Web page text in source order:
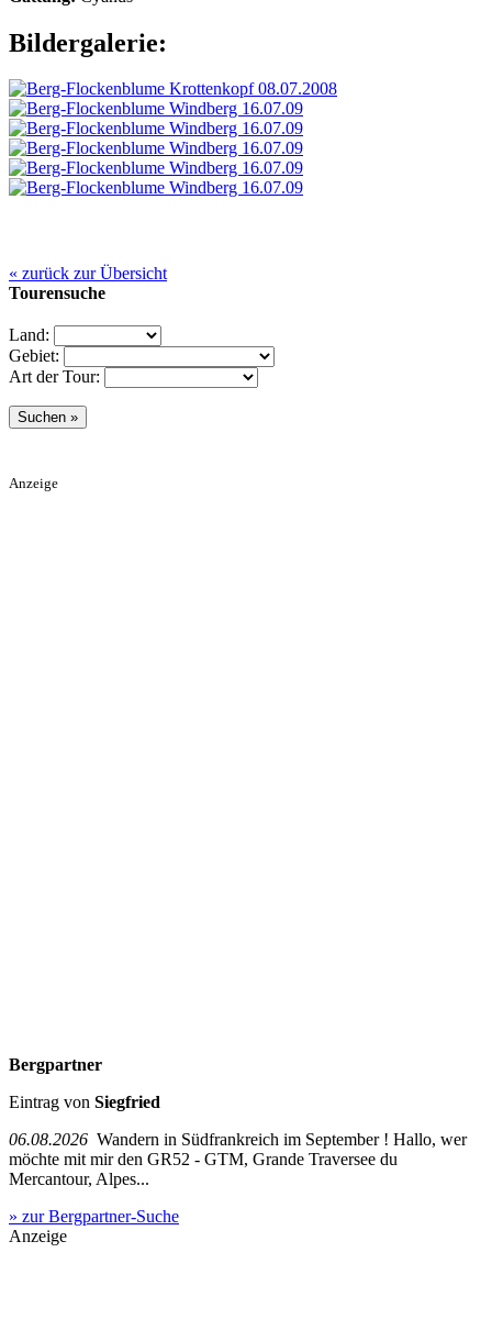
Bildergalerie:
« zurück zur Übersicht
Tourensuche
Land:
Gebiet:
Art der Tour:
Anzeige
Bergpartner
Eintrag von Siegfried
06.08.2026 Wandern in Südfrankreich im September ! Hallo, wer
möchte mit mir den GR52 - GTM, Grande Traversee du
Mercantour, Alpes...
» zur Bergpartner-Suche
Anzeige